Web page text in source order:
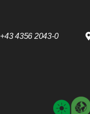
+43 4356 2043-0